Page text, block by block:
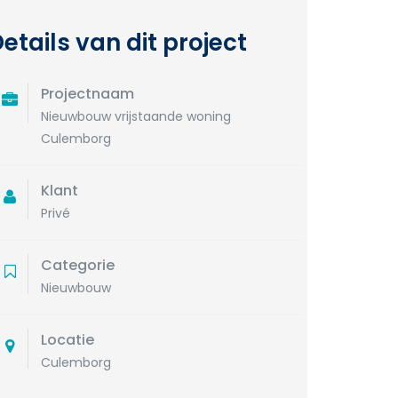
van dit project
Projectnaam
Nieuwbouw vrijstaande woning
Culemborg
Klant
Privé
Categorie
Nieuwbouw
Locatie
Culemborg